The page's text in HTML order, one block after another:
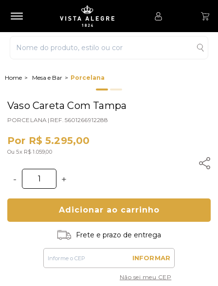
Mesa e Bar Porcelana
Vaso Careta Com Tampa
PORCELANA | REF. 5601266912288
Por R$ 5.295,00
Ou 5x R$ 1.059,00
- +
Adicionar ao carrinho
Frete e prazo de entrega
INFORMAR
Não sei meu CEP